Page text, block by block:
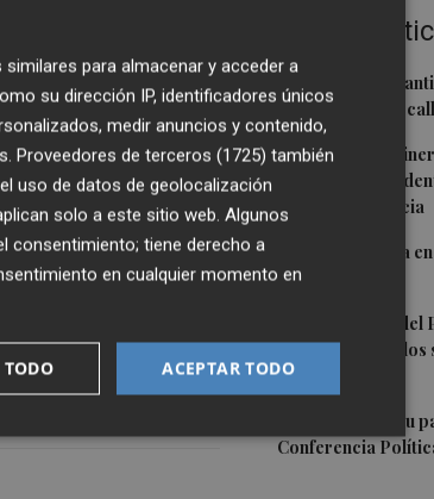
Últimas
1 Oysho ocupa la
Nespresso en la
2Una batea
daños en un
puerto de Valencia
3
El Ibex 35 cierra
más
Los concursos del
casi 12 millones
Generalitat
El PSPV ultima
Conferencia
químico español,
Química
lo que se
del año, lo que
ADVISORS
para almacenar y acceder a
su dirección IP, identificadores únicos
medir anuncios y contenido,
Proveedores de terceros (1725) también
uso de datos de geolocalización
solo a este sitio web. Algunos
consentimiento; tiene derecho a
en cualquier momento en
ACEPTAR TODO
TODO